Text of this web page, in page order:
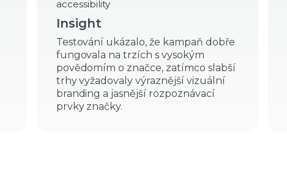
Insight
Testování ukázalo, že kampaň dobře
fungovala na trzích s vysokým
povědomím o značce, zatímco slabší
trhy vyžadovaly výraznější vizuální
branding a jasnější rozpoznávací
prvky značky.